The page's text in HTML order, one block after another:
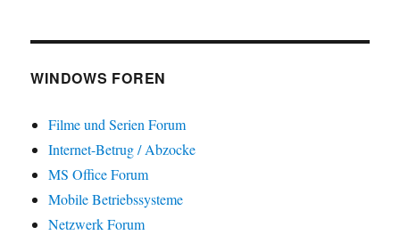
WINDOWS FOREN
Filme und Serien Forum
Internet-Betrug / Abzocke
MS Office Forum
Mobile Betriebssysteme
Netzwerk Forum